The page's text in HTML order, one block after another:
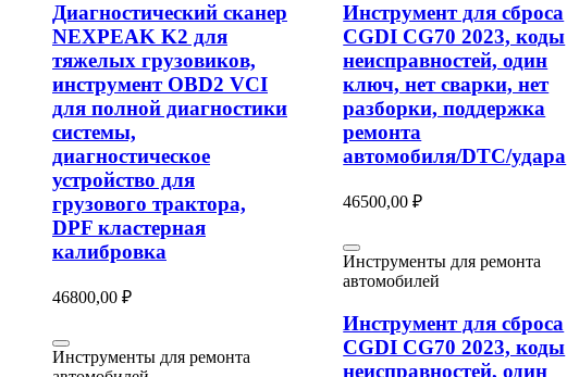
Диагностический сканер
NEXPEAK K2 для
тяжелых грузовиков,
инструмент OBD2 VCI
для полной диагностики
системы,
диагностическое
устройство для
грузового трактора,
DPF кластерная
калибровка
46800,00 ₽
Инструменты для ремонта
Инструмент для сброса
CGDI CG70 2023, коды
неисправностей, один
ключ, нет сварки, нет
разборки, поддержка
ремонта
автомобиля/DTC/удара
46500,00₽
Инструменты для ремонта
автомобилей
Инструмент для сброса
CGDI CG70 2023, коды
неисправностей, один